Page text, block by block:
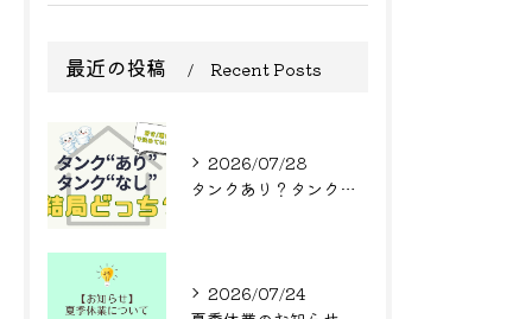
最近の投稿 Recent Posts
2026/07/28
タンクあり？タンクなし？結局どっち？
2026/07/24